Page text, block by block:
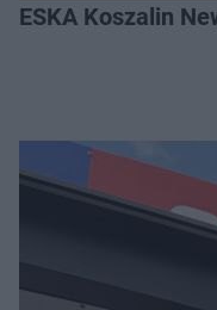
ESKA Koszalin